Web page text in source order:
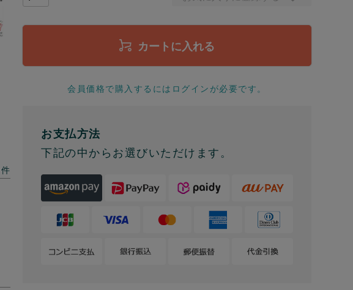
カートに入れる
会員価格で購入するにはログインが必要です。
お支払方法
下記の中からお選びいただけます。